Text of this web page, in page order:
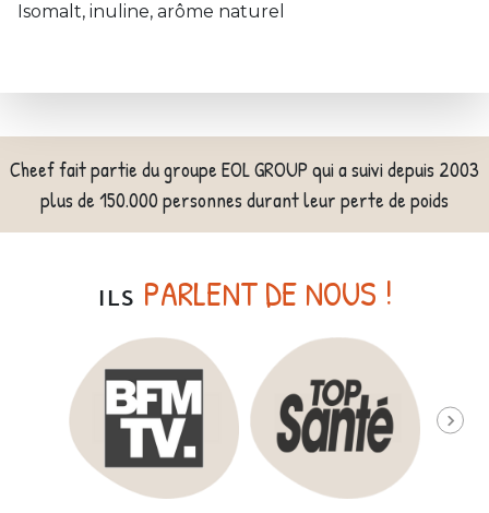
Isomalt, inuline, arôme naturel
Cheef fait partie du groupe EOL GROUP qui a suivi depuis 2003
plus de 150.000 personnes durant leur perte de poids
ILS PARLENT DE NOUS !